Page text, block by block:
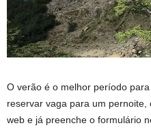
O verão é o melhor período
reservar vaga para um
web e já preenche o formulário